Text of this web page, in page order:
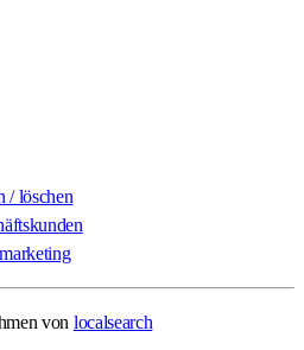
/ löschen
von localsearch